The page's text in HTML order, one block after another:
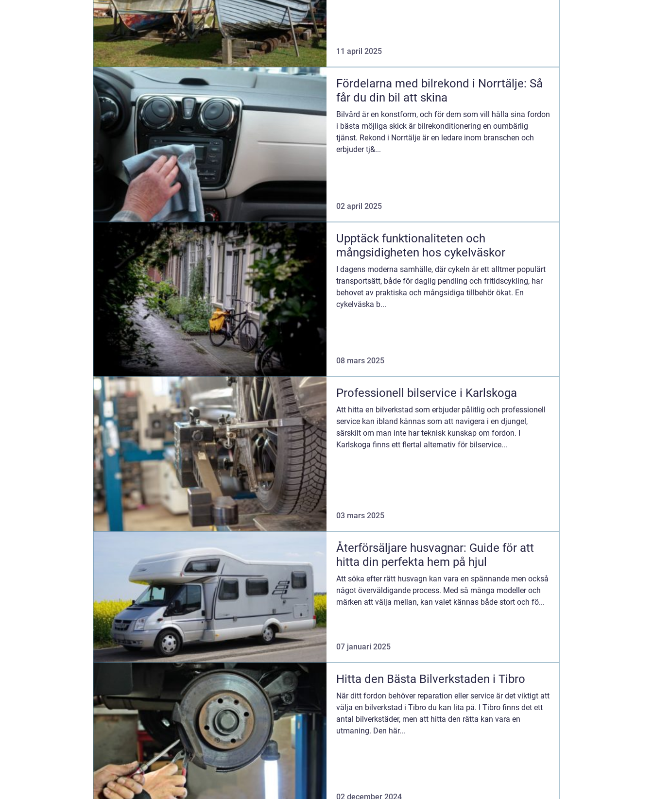
11 april 2025
Fördelarna med bilrekond i Norrtälje: Så
får du din bil att skina
Bilvård är en konstform, och för dem som vill hålla sina fordon
i bästa möjliga skick är bilrekonditionering en oumbärlig
tjänst. Rekond i Norrtälje är en ledare inom branschen och
erbjuder tj&...
02 april 2025
Upptäck funktionaliteten och
mångsidigheten hos cykelväskor
I dagens moderna samhälle, där cykeln är ett alltmer populärt
transportsätt, både för daglig pendling och fritidscykling, har
behovet av praktiska och mångsidiga tillbehör ökat. En
cykelväska b...
08 mars 2025
Professionell bilservice i Karlskoga
Att hitta en bilverkstad som erbjuder pålitlig och professionell
service kan ibland kännas som att navigera i en djungel,
särskilt om man inte har teknisk kunskap om fordon. I
Karlskoga finns ett flertal alternativ för bilservice...
03 mars 2025
Återförsäljare husvagnar: Guide för att
hitta din perfekta hem på hjul
Att söka efter rätt husvagn kan vara en spännande men också
något överväldigande process. Med så många modeller och
märken att välja mellan, kan valet kännas både stort och fö...
07 januari 2025
Hitta den Bästa Bilverkstaden i Tibro
När ditt fordon behöver reparation eller service är det viktigt att
välja en bilverkstad i Tibro du kan lita på. I Tibro finns det ett
antal bilverkstäder, men att hitta den rätta kan vara en
utmaning. Den här...
02 december 2024